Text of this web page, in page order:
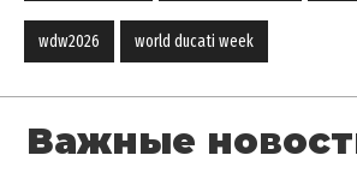
wdw2026 world ducati week
Важные